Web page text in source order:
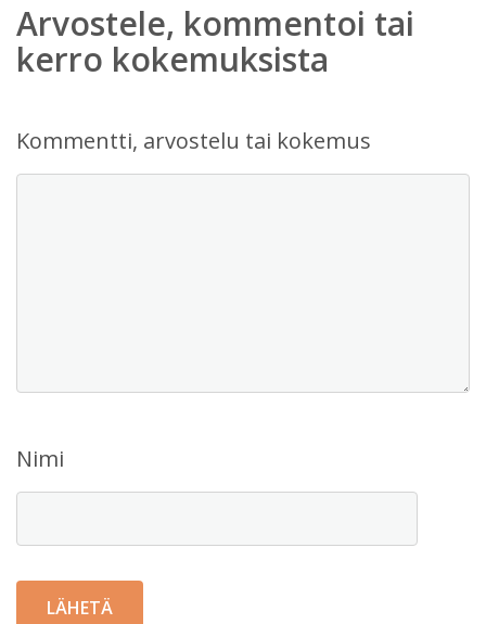
Arvostele, kommentoi tai
kerro kokemuksista
Kommentti, arvostelu tai kokemus
Nimi